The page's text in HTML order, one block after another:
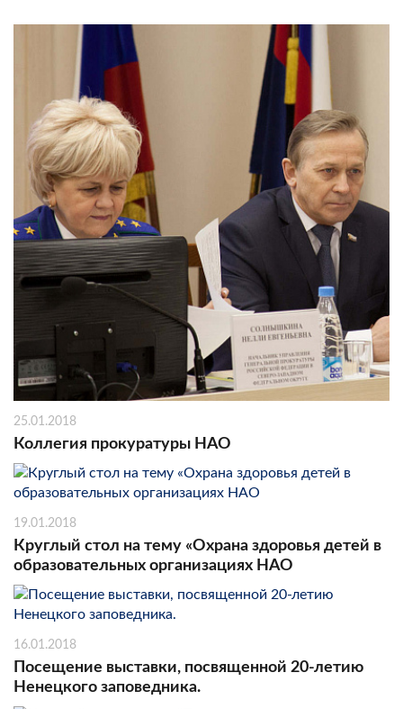
25.01.2018
Коллегия прокуратуры НАО
19.01.2018
Круглый стол на тему «Охрана здоровья детей в
образовательных организациях НАО
16.01.2018
Посещение выставки, посвященной 20-летию
Ненецкого заповедника.